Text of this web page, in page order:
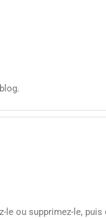
ou supprimez-le,